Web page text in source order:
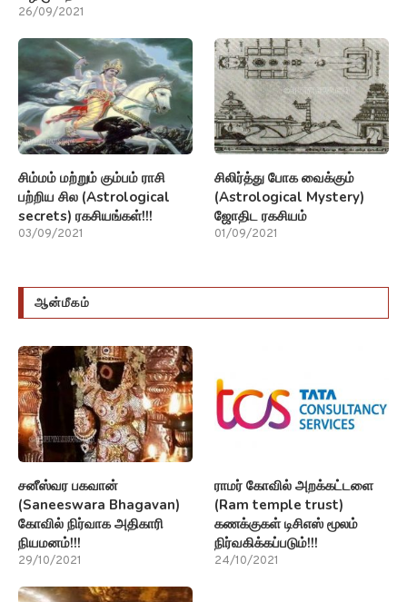
26/09/2021
சிம்மம் மற்றும் கும்பம் ராசி
பற்றிய சில (Astrological
secrets) ரகசியங்கள்!!!
03/09/2021
சிலிர்த்து போக வைக்கும்
(Astrological Mystery)
ஜோதிட ரகசியம்
01/09/2021
ஆன்மீகம்
சனீஸ்வர பகவான்
(Saneeswara Bhagavan)
கோவில் நிர்வாக அதிகாரி
நியமனம்!!!
29/10/2021
ராமர் கோவில் அறக்கட்டளை
(Ram temple trust)
கணக்குகள் டிசிஎஸ் மூலம்
நிர்வகிக்கப்படும்!!!
24/10/2021